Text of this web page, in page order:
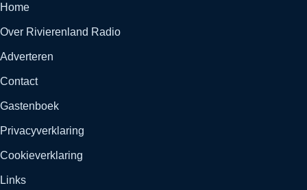
Home
Over Rivierenland Radio
Adverteren
Contact
Gastenboek
Privacyverklaring
Cookieverklaring
Links